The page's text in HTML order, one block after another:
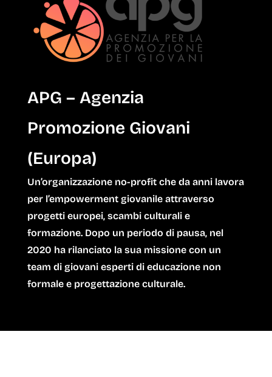
APG – Agenzia
Promozione Giovani
(Europa)
Un’organizzazione no-profit che da anni lavora
per l’empowerment giovanile attraverso
progetti europei, scambi culturali e
formazione. Dopo un periodo di pausa, nel
2020 ha rilanciato la sua missione con un
team di giovani esperti di educazione non
formale e progettazione culturale.